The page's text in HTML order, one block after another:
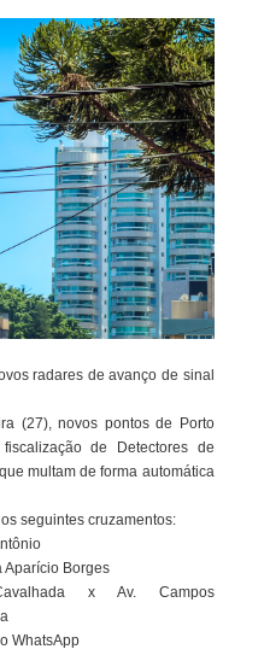
radares de avanço de sinal
(27), novos pontos de Porto
de Detectores de
multam de forma automática
seguintes cruzamentos:
Aparício Borges
x Av. Campos
WhatsApp